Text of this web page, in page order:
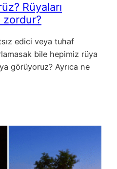
Rüyaları
zordur?
edici veya tuhaf
bile hepimiz rüya
görüyoruz? Ayrıca ne